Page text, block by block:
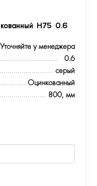
Н75 0.6
Уточняйте у менеджера
0.6
серый
Оцинкованный
800, мм